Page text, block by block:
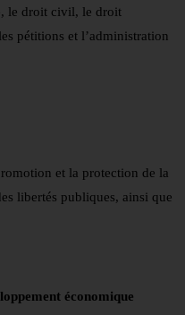
le droit civil, le droit
pétitions et l’administration
et la protection de la
libertés publiques, ainsi que
économique